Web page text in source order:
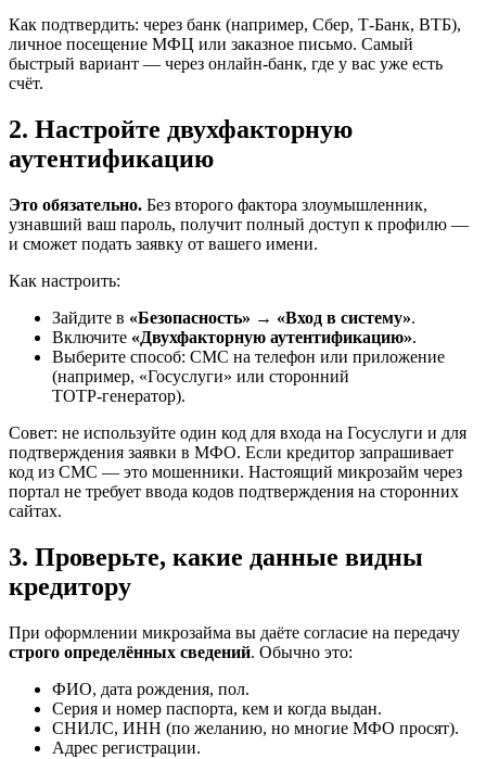
Как подтвердить: через банк (например, Сбер, Т‑Банк, ВТБ),
личное посещение МФЦ или заказное письмо. Самый
быстрый вариант — через онлайн-банк, где у вас уже есть
счёт.
2. Настройте двухфакторную
аутентификацию
Это обязательно. Без второго фактора злоумышленник,
узнавший ваш пароль, получит полный доступ к профилю —
и сможет подать заявку от вашего имени.
Как настроить:
Зайдите в «Безопасность» → «Вход в систему».
Включите «Двухфакторную аутентификацию».
Выберите способ: СМС на телефон или приложение
(например, «Госуслуги» или сторонний
TOTP‑генератор).
Совет: не используйте один код для входа на Госуслуги и для
подтверждения заявки в МФО. Если кредитор запрашивает
код из СМС — это мошенники. Настоящий микрозайм через
портал не требует ввода кодов подтверждения на сторонних
сайтах.
3. Проверьте, какие данные видны
кредитору
При оформлении микрозайма вы даёте согласие на передачу
строго определённых сведений. Обычно это:
ФИО, дата рождения, пол.
Серия и номер паспорта, кем и когда выдан.
СНИЛС, ИНН (по желанию, но многие МФО просят).
Адрес регистрации.